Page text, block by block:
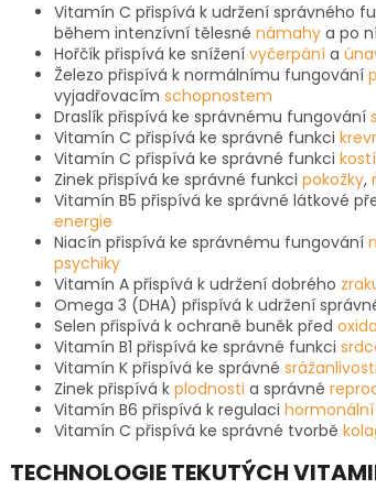
Vitamín C přispívá k udržení správného
během intenzívní tělesné námahy a po
Hořčík přispívá ke snížení vyčerpání a
Železo přispívá k normálnímu fungování
vyjadřovacím schopnostem
Draslík přispívá ke správnému fungování
Vitamín C přispívá ke správné funkci
Vitamín C přispívá ke správné funkci kostí
Zinek přispívá ke správné funkci pokožky,
Vitamín B5 přispívá ke správné látkové
energie
Niacín přispívá ke správnému fungování
psychiky
Vitamín A přispívá k udržení dobrého
Omega 3 (DHA) přispívá k udržení
Selen přispívá k ochraně buněk před
Vitamín B1 přispívá ke správné funkci
Vitamín K přispívá ke správné
Zinek přispívá k plodnosti a správné
Vitamín B6 přispívá k regulaci hormonální
Vitamín C přispívá ke správné tvorbě
TECHNOLOGIE TEKUTÝCH